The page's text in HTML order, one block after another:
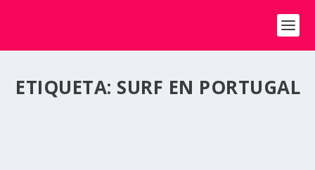
ETIQUETA: SURF EN PORTUGAL